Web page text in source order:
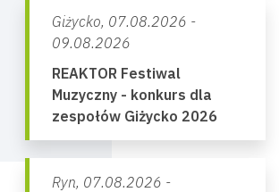
Giżycko, 07.08.2026 -
09.08.2026
REAKTOR Festiwal
Muzyczny - konkurs dla
zespołów Giżycko 2026
Ryn, 07.08.2026 -